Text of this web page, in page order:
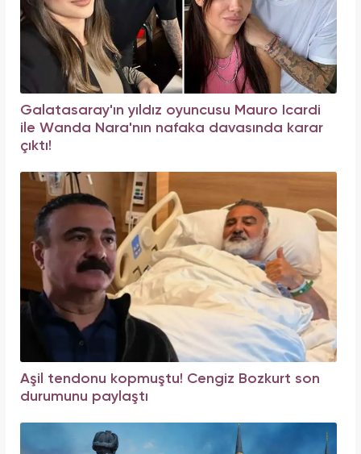
Galatasaray'ın yıldız oyuncusu Mauro Icardi
ile Wanda Nara'nın nafaka davasında karar
çıktı!
Aşil tendonu kopmuştu! Cengiz Bozkurt son
durumunu paylaştı